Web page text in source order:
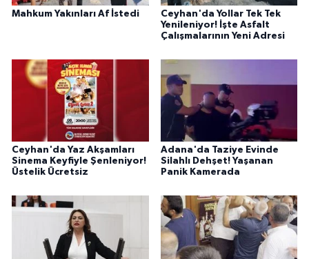
Mahkum Yakınları Af İstedi
Ceyhan'da Yollar Tek Tek
Yenileniyor! İşte Asfalt
Çalışmalarının Yeni Adresi
Ceyhan'da Yaz Akşamları
Sinema Keyfiyle Şenleniyor!
Üstelik Ücretsiz
Adana'da Taziye Evinde
Silahlı Dehşet! Yaşanan
Panik Kamerada